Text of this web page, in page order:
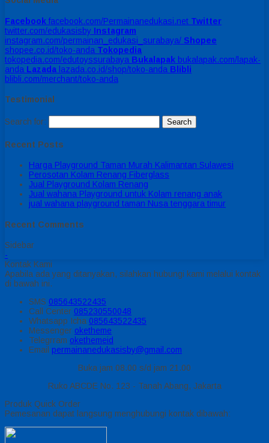
Facebook facebook.com/Permainanedukasi.net Twitter
twitter.com/edukasisby Instagram
instagram.com/permainan_edukasi_surabaya/ Shopee
shopee.co.id/toko-anda Tokopedia
tokopedia.com/edutoyssurabaya Bukalapak bukalapak.com/lapak-
anda Lazada lazada.co.id/shop/toko-anda Blibli
blibli.com/merchant/toko-anda
Testimonial
Search for:
Recent Posts
Harga Playground Taman Murah Kalimantan Sulawesi
Perosotan Kolam Renang Fiberglass
Jual Playground Kolam Renang
Jual wahana Playground untuk Kolam renang anak
jual wahana playground taman Nusa tenggara timur
Recent Comments
Sidebar
-
Kontak Kami
Apabila ada yang ditanyakan, silahkan hubungi kami melalui kontak
di bawah ini.
SMS 085643522435
Call Center 085230550048
Whatsapp Icha 085643522435
Messenger oketheme
Telegrram okethemeid
Email permainanedukasisby@gmail.com
Buka jam 08.00 s/d jam 21.00
Ruko ABCDE No. 123 - Tanah Abang, Jakarta
Produk Quick Order
Pemesanan dapat langsung menghubungi kontak dibawah: